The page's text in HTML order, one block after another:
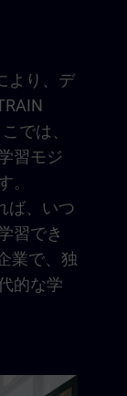
より、デ
では、
習モジ
。
ば、いつ
習でき
業で、独
的な学